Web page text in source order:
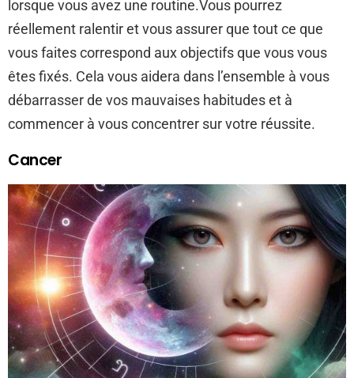
lorsque vous avez une routine.Vous pourrez
réellement ralentir et vous assurer que tout ce que
vous faites correspond aux objectifs que vous vous
êtes fixés. Cela vous aidera dans l’ensemble à vous
débarrasser de vos mauvaises habitudes et à
commencer à vous concentrer sur votre réussite.
Cancer